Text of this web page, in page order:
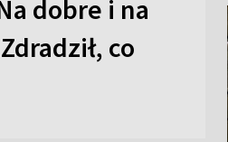
dobre i na
co